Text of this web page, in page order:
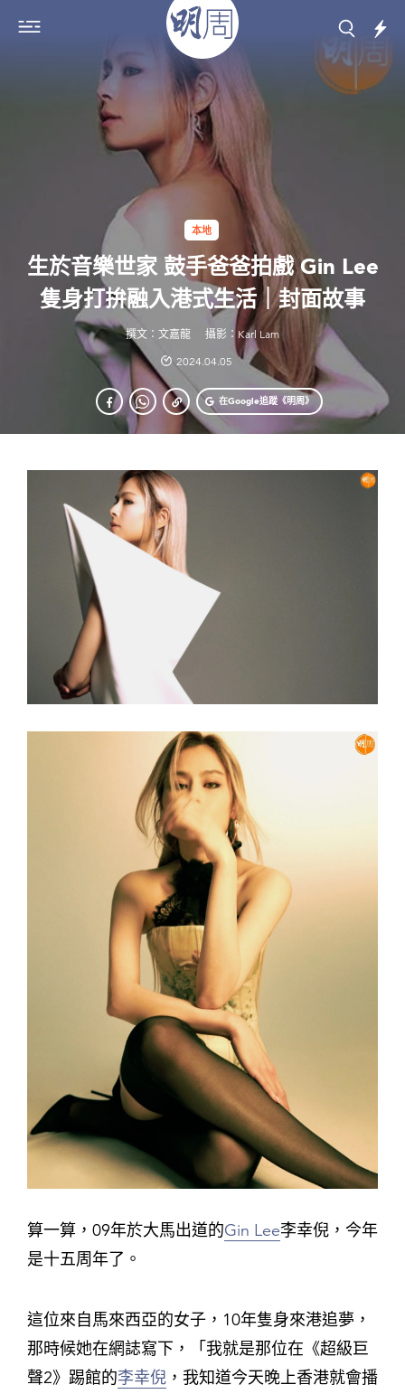
本地
生於音樂世家 鼓手爸爸拍戲 Gin Lee
隻身打拚融入港式生活｜封面故事
撰文：文嘉龍
攝影：Karl Lam
2024.04.05
在Google追蹤《明周》
算一算，09年於大馬出道的Gin Lee李幸倪，今年
是十五周年了。
這位來自馬來西亞的女子，10年隻身來港追夢，
那時候她在網誌寫下，「我就是那位在《超級巨
聲2》踢館的李幸倪 ，我知道今天晚上香港就會播